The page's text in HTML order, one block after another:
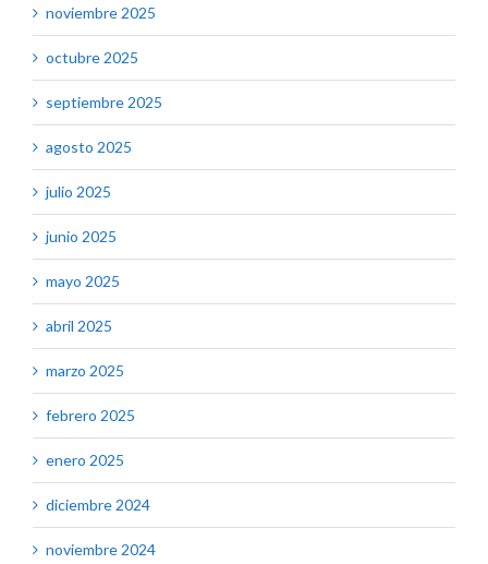
noviembre 2025
octubre 2025
septiembre 2025
agosto 2025
julio 2025
junio 2025
mayo 2025
abril 2025
marzo 2025
febrero 2025
enero 2025
diciembre 2024
noviembre 2024